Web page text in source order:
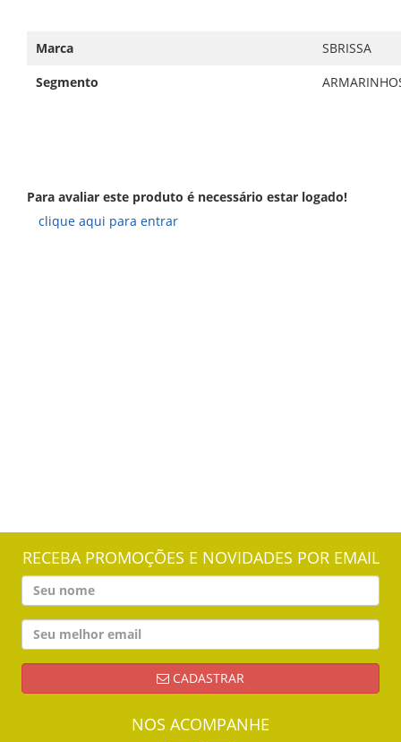
Marca
SBRISSA
Segmento
Para avaliar este produto é necessário estar logado!
clique aqui para entrar
RECEBA PROMOÇÕES E NOVIDADES POR EMAIL
CADASTRAR
NOS ACOMPANHE